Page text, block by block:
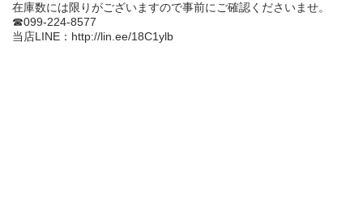
在庫数には限りがございますので事前にご確認くださいませ。
☎099-224-8577
当店LINE： http://lin.ee/18C1ylb